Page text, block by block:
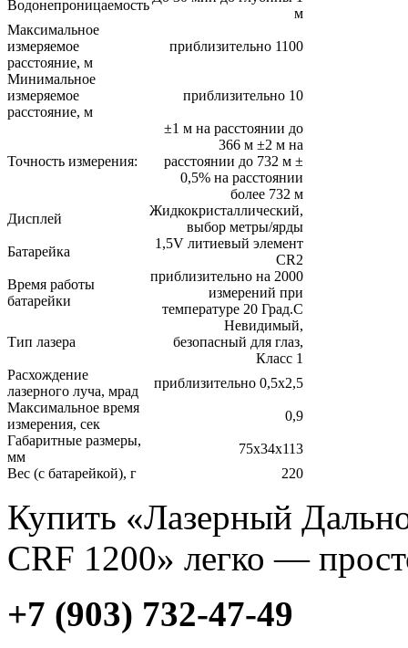
Водонепроницаемость
м
Максимальное
измеряемое
расстояние, м
приблизительно 1100
Минимальное
измеряемое
расстояние, м
приблизительно 10
Точность измерения:
±1 м на расстоянии до
366 м ±2 м на
расстоянии до 732 м ±
0,5% на расстоянии
более 732 м
Дисплей
Жидкокристаллический,
выбор метры/ярды
Батарейка
1,5V литиевый элемент
CR2
Время работы
батарейки
приблизительно на 2000
измерений при
температуре 20 Град.С
Тип лазера
Невидимый,
безопасный для глаз,
Класс 1
Расхождение
лазерного луча, мрад
приблизительно 0,5х2,5
Максимальное время
измерения, сек
0,9
Габаритные размеры,
мм
75х34х113
Вес (с батарейкой), г
220
Купить «Лазерный
CRF 1200» легко —
+7 (903) 732-47-49